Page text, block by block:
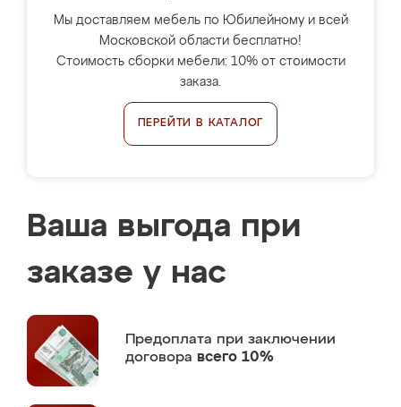
Мы доставляем мебель по Юбилейному и всей
Московской области бесплатно!
Стоимость сборки мебели: 10% от стоимости
заказа.
ПЕРЕЙТИ В КАТАЛОГ
Ваша выгода при
заказе у нас
Предоплата при заключении
договора всего 10%